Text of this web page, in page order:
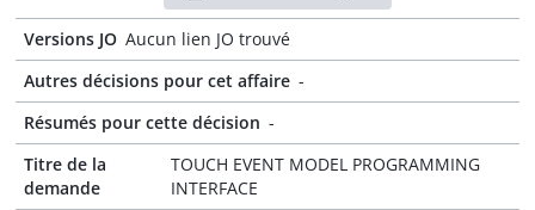
Versions JO Aucun lien JO trouvé
Autres décisions pour cet affaire -
Résumés pour cette décision -
Titre de la
demande
TOUCH EVENT MODEL PROGRAMMING
INTERFACE